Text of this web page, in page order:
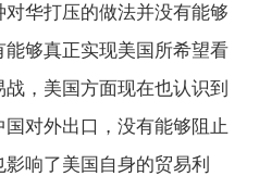
华打压的做法并没有能够
够真正实现美国所希望看
，美国方面现在也认识到
对外出口，没有能够阻止
响了美国自身的贸易利